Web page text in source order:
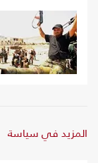
المزيد في سياسة